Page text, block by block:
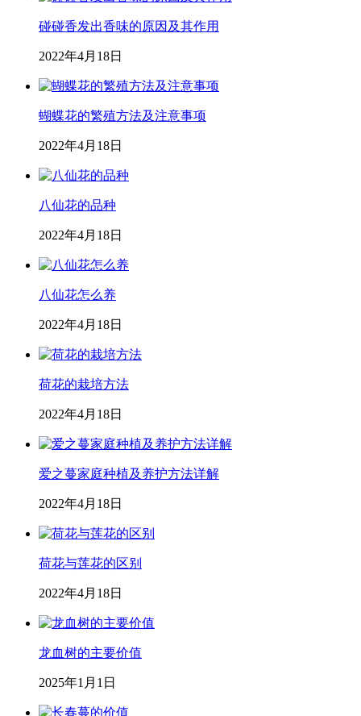
碰碰香发出香味的原因及其作用
2022年4月18日
蝴蝶花的繁殖方法及注意事项
2022年4月18日
八仙花的品种
2022年4月18日
八仙花怎么养
2022年4月18日
荷花的栽培方法
2022年4月18日
爱之蔓家庭种植及养护方法详解
2022年4月18日
荷花与莲花的区别
2022年4月18日
龙血树的主要价值
2025年1月1日